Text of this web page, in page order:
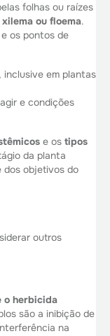
folhas ou raízes
ou floema.
os pontos de
inclusive em plantas
e condições
e os tipos
da planta
dos objetivos do
outros
o herbicida
são a inibição de
na